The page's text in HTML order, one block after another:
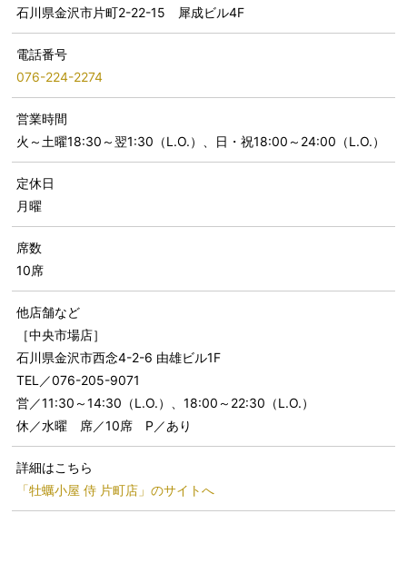
石川県金沢市片町2-22-15 犀成ビル4F
電話番号
076-224-2274
営業時間
火～土曜18:30～翌1:30（L.O.）、日・祝18:00～24:00（L.O.）
定休日
月曜
席数
10席
他店舗など
［中央市場店］
石川県金沢市西念4-2-6 由雄ビル1F
TEL／076-205-9071
営／11:30～14:30（L.O.）、18:00～22:30（L.O.）
休／水曜 席／10席 P／あり
詳細はこちら
「牡蠣小屋 侍 片町店」のサイトへ